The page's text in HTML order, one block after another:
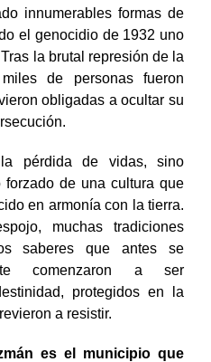
innumerables formas de
el genocidio de 1932 uno
la brutal represión de la
de personas fueron
obligadas a ocultar su
pérdida de vidas, sino
de una cultura que
en armonía con la tierra.
muchas tradiciones
saberes que antes se
comenzaron a ser
protegidos en la
a resistir.
es el municipio que